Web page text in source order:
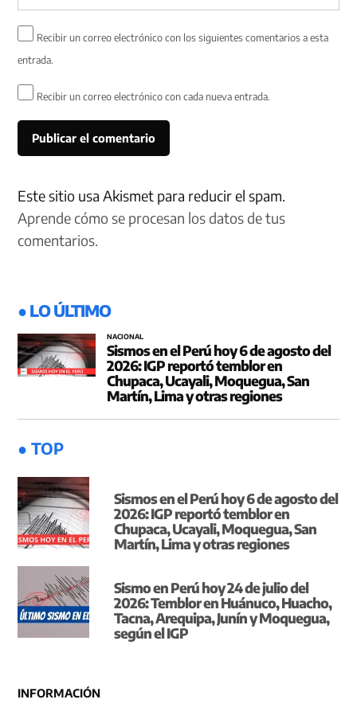
Recibir un correo electrónico con los siguientes comentarios a esta
entrada.
Recibir un correo electrónico con cada nueva entrada.
Este sitio usa Akismet para reducir el spam.
Aprende cómo se procesan los datos de tus
comentarios.
● LO ÚLTIMO
NACIONAL
Sismos en el Perú hoy 6 de agosto del
2026: IGP reportó temblor en
Chupaca, Ucayali, Moquegua, San
Martín, Lima y otras regiones
● TOP
Sismos en el Perú hoy 6 de agosto del
2026: IGP reportó temblor en
Chupaca, Ucayali, Moquegua, San
Martín, Lima y otras regiones
Sismo en Perú hoy 24 de julio del
2026: Temblor en Huánuco, Huacho,
Tacna, Arequipa, Junín y Moquegua,
según el IGP
INFORMACIÓN